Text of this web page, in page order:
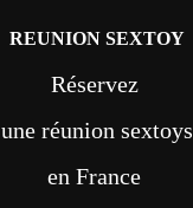
REUNION SEXTOY
Réservez
une réunion sextoys
en France